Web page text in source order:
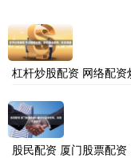
杠杆炒股配资 网络配
股民配资 厦门股票配